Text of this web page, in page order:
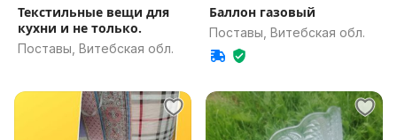
Текстильные вещи для
кухни и не только.
Поставы, Витебская обл.
Баллон газовый
Поставы, Витебская обл.